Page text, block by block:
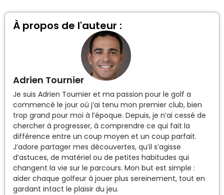
À propos de l'auteur :
Adrien Tournier
Je suis Adrien Tournier et ma passion pour le golf a
commencé le jour où j’ai tenu mon premier club, bien
trop grand pour moi à l’époque. Depuis, je n’ai cessé de
chercher à progresser, à comprendre ce qui fait la
différence entre un coup moyen et un coup parfait.
J’adore partager mes découvertes, qu’il s’agisse
d’astuces, de matériel ou de petites habitudes qui
changent la vie sur le parcours. Mon but est simple :
aider chaque golfeur à jouer plus sereinement, tout en
gardant intact le plaisir du jeu.